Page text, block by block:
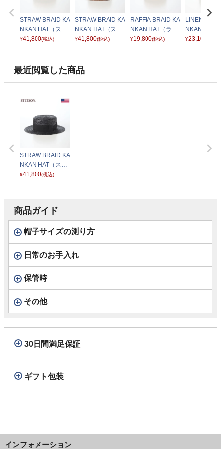
STRAW BRAID KA
NKAN HAT（スト
ローブレード カン
¥41,800(税込)
STRAW BRAID KA
NKAN HAT（スト
ローブレード カン
¥41,800(税込)
RAFFIA BRAID KA
NKAN HAT（ラフ
ィアブレード カン
¥19,800(税込)
LINEN
NKAN HAT
ンブレード
¥23,100
最近閲覧した商品
STRAW BRAID KA
NKAN HAT（スト
ローブレード カン
¥41,800(税込)
商品ガイド
帽子サイズの測り方
日常のお手入れ
保管時
その他
30日間満足保証
ギフト包装
インフォメーション